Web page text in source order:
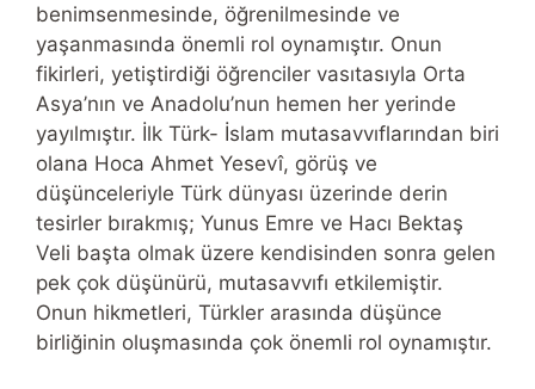
benimsenmesinde, öğrenilmesinde ve
yaşanmasında önemli rol oynamıştır. Onun
fikirleri, yetiştirdiği öğrenciler vasıtasıyla Orta
Asya’nın ve Anadolu’nun hemen her yerinde
yayılmıştır. İlk Türk- İslam mutasavvıflarından biri
olana Hoca Ahmet Yesevî, görüş ve
düşünceleriyle Türk dünyası üzerinde derin
tesirler bırakmış; Yunus Emre ve Hacı Bektaş
Veli başta olmak üzere kendisinden sonra gelen
pek çok düşünürü, mutasavvıfı etkilemiştir.
Onun hikmetleri, Türkler arasında düşünce
birliğinin oluşmasında çok önemli rol oynamıştır.